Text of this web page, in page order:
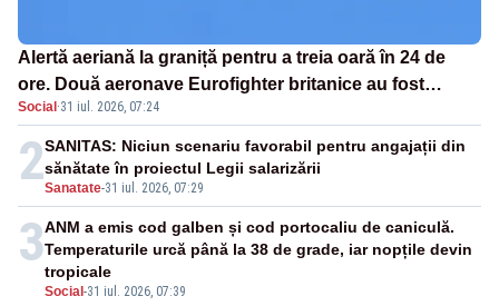
Alertă aeriană la graniță pentru a treia oară în 24 de
ore. Două aeronave Eurofighter britanice au fost
ridicate de la sol
Social ·31 iul. 2026, 07:24
2Sanatate-31 iul. 2026, 07:29
SANITAS: Niciun scenariu favorabil pentru angajații din
sănătate în proiectul Legii salarizării
3
Social -31 iul. 2026, 07:39
ANM a emis cod galben și cod portocaliu de caniculă.
Temperaturile urcă până la 38 de grade, iar nopțile devin
tropicale